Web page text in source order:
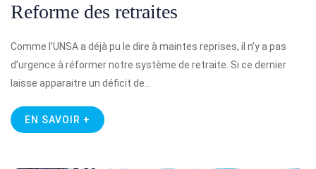
Reforme des retraites
Comme l’UNSA a déjà pu le dire à maintes reprises, il n’y a pas
d’urgence à réformer notre système de retraite. Si ce dernier
laisse apparaitre un déficit de…
EN SAVOIR +